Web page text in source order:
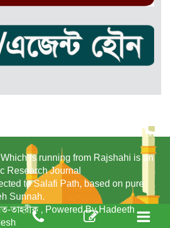
is running from Rajshahi is an
Research Journal
to Salafi Path, based on pure
Sunnah.
তাহরীক , Powered By Hadeeth